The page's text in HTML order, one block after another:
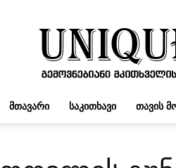
UNIQUE.GE
ᲛᲗᲐᲕᲐᲠᲘ ᲡᲐᲙᲘᲗᲮᲐᲕᲘ ᲗᲐᲕᲘᲡ